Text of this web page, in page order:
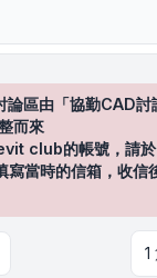
區由「協勤CAD討
而來
club的帳號，請
寫當時的信箱，收信
1